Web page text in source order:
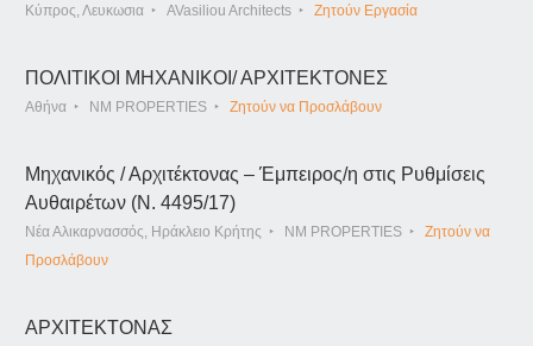
Κύπρος, Λευκωσια AVasiliou Architects Ζητούν Εργασία
ΠΟΛΙΤΙΚΟΙ ΜΗΧΑΝΙΚΟΙ/ ΑΡΧΙΤΕΚΤΟΝΕΣ
Αθήνα NM PROPERTIES Ζητούν να Προσλάβουν
Μηχανικός / Αρχιτέκτονας – Έμπειρος/η στις Ρυθμίσεις
Αυθαιρέτων (Ν. 4495/17)
Νέα Αλικαρνασσός, Ηράκλειο Κρήτης NM PROPERTIES
Ζητούν να
Προσλάβουν
ΑΡΧΙΤΕΚΤΟΝΑΣ